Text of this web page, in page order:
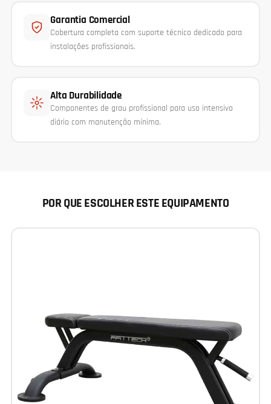
Garantia Comercial
Cobertura completa com suporte técnico dedicado para
instalações profissionais.
Alta Durabilidade
Componentes de grau profissional para uso intensivo
diário com manutenção mínima.
POR QUE ESCOLHER ESTE EQUIPAMENTO